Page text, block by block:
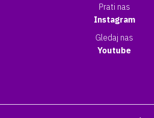
Prati nas
Instagram
Gledaj nas
Youtube